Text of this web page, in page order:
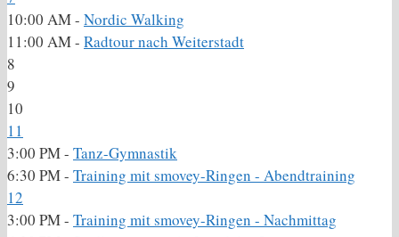
10:00 AM - Nordic Walking
11:00 AM - Radtour nach Weiterstadt
8
9
10
11
3:00 PM - Tanz-Gymnastik
6:30 PM - Training mit smovey-Ringen - Abendtraining
12
3:00 PM - Training mit smovey-Ringen - Nachmittag